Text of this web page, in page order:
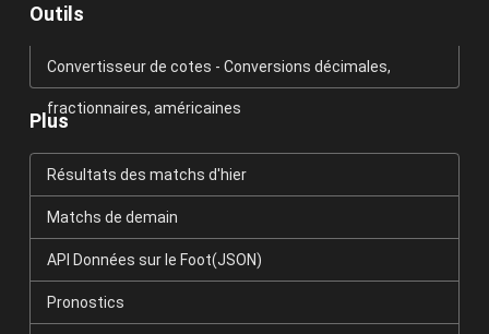
Outils
Convertisseur de cotes - Conversions décimales,
fractionnaires, américaines
Plus
Résultats des matchs d'hier
Matchs de demain
API Données sur le Foot(JSON)
Pronostics